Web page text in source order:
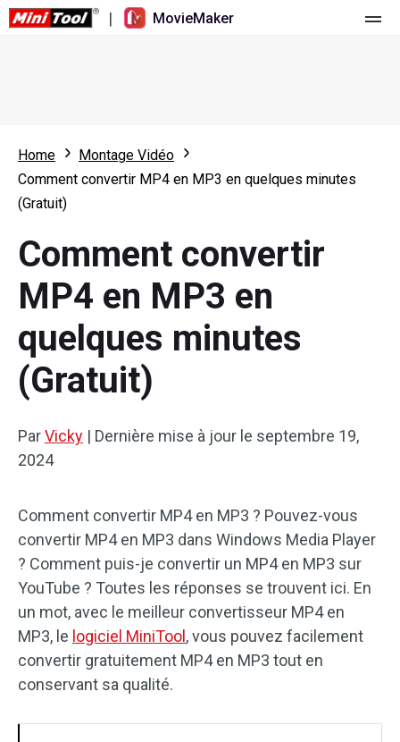
| MovieMaker
Nouveautés
Montage multipiste
Rapport hauteur/largeur
Réglage de la vitesse/Inversion
Tailler/Fendre/Récolter
Effets audio
Effets vidéo
Vidéo couleur
Rotation/retournement
Traitement par lots
Aucun filigrane
Ressources
Astuces d’édition vidéo
Enregistreur d'écran
Convertisseur vidéo
Téléchargeur de vidéos en ligne
Home
Montage Vidéo
Comment convertir MP4 en MP3 en quelques minutes
(Gratuit)
Comment convertir
MP4 en MP3 en
quelques minutes
(Gratuit)
ParVicky | Dernière mise à jour le septembre 19,
2024
Comment convertir MP4 en MP3 ? Pouvez-vous
convertir MP4 en MP3 dans Windows Media Player
? Comment puis-je convertir un MP4 en MP3 sur
YouTube ? Toutes les réponses se trouvent ici. En
un mot, avec le meilleur convertisseur MP4 en
MP3, le logiciel MiniTool , vous pouvez facilement
convertir gratuitement MP4 en MP3 tout en
conservant sa qualité.